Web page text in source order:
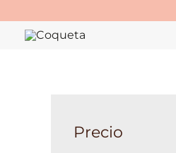
al
contenido
Precio